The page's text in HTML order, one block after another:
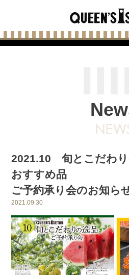
2021.10 旬とこだわり
おすすめ品
ご予約承り会のお知ら
2021.09.30